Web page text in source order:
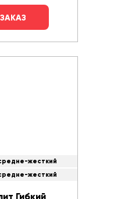
жесткий
жесткий
Гибкий